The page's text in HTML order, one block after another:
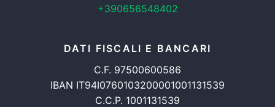
+390656548402
DATI FISCALI E BANCARI
C.F. 97500600586
IBAN IT94I0760103200001001131539
C.C.P. 1001131539